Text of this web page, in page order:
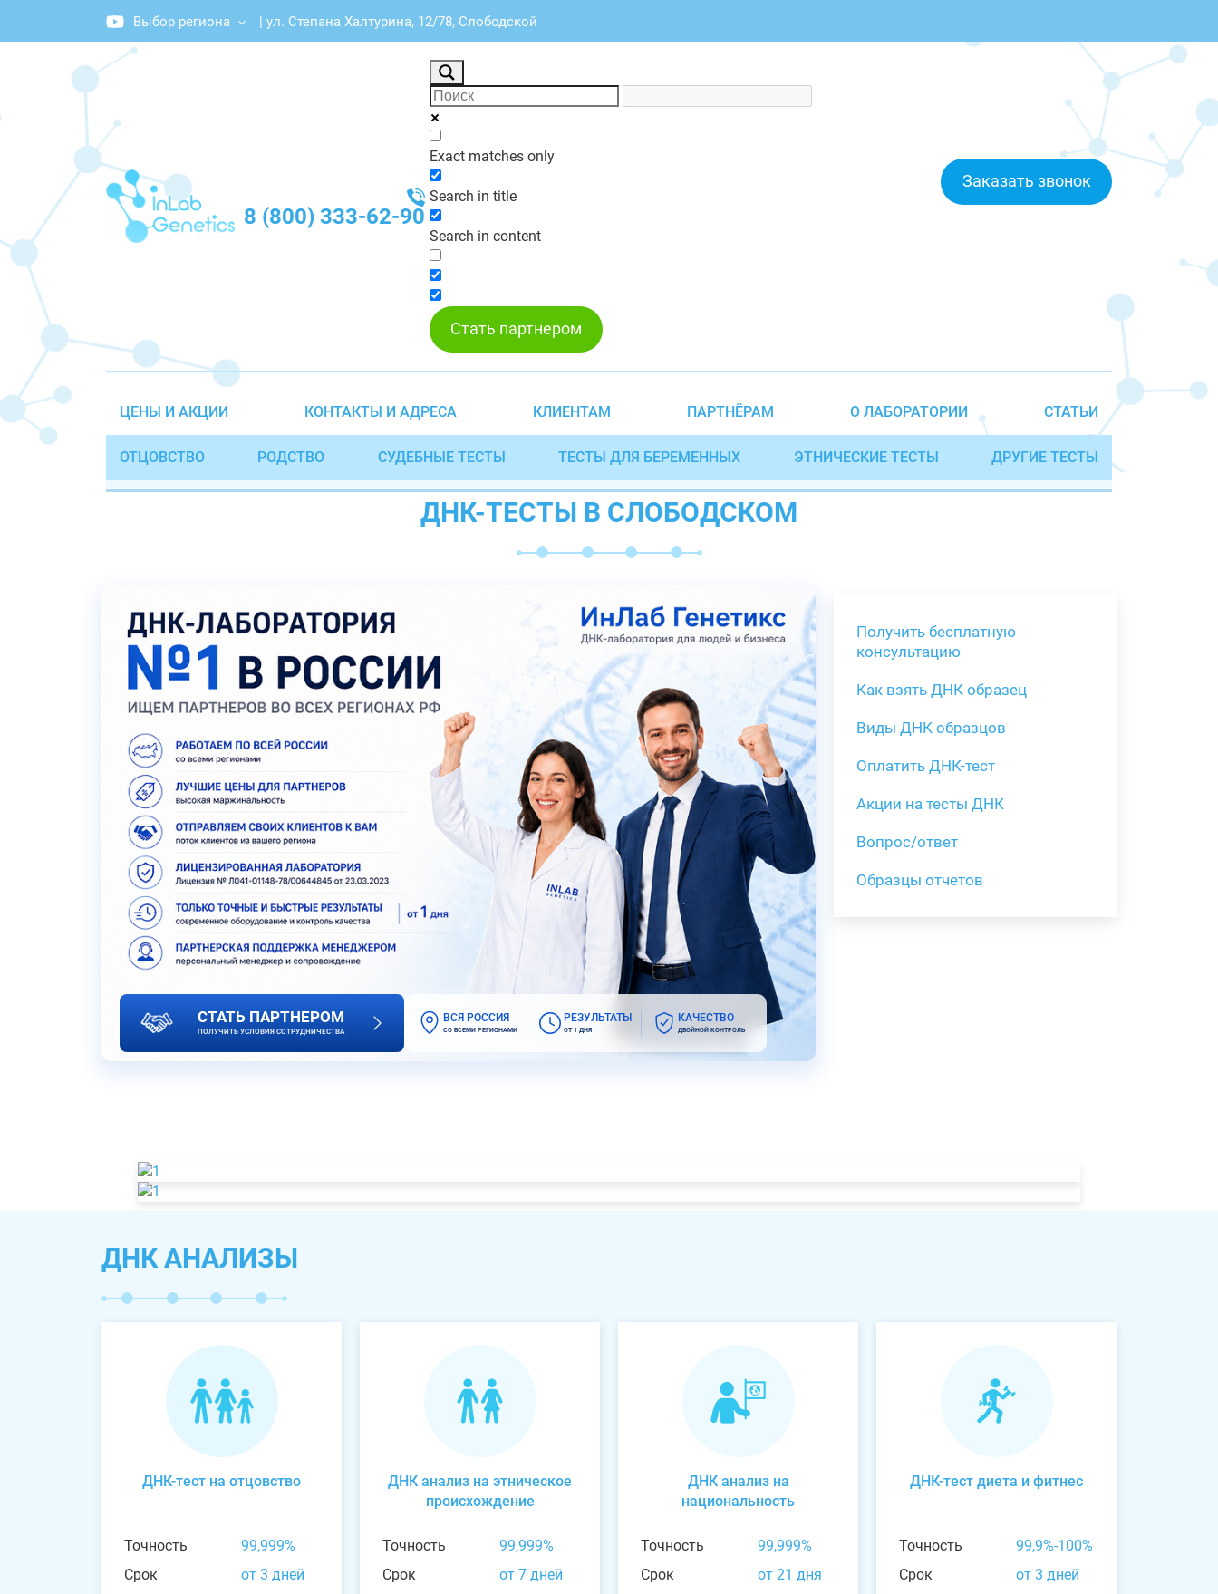
Выбор региона | ул. Степана Халтурина, 12/78, Слободской
8 (800) 333-62-90
Exact matches only
Search in title
Search in content
Заказать звонок
Стать партнером
ЦЕНЫ И АКЦИИ КОНТАКТЫ И АДРЕСА КЛИЕНТАМ ПАРТНЁРАМ О ЛАБОРАТОРИИ СТАТЬИ
ОТЦОВСТВО РОДСТВО СУДЕБНЫЕ ТЕСТЫ ТЕСТЫ ДЛЯ БЕРЕМЕННЫХ ЭТНИЧЕСКИЕ ТЕСТЫ ДРУГИЕ ТЕСТЫ
ДНК-ТЕСТЫ В СЛОБОДСКОМ
СТАТЬ ПАРТНЕРОМ
ПОЛУЧИТЬ УСЛОВИЯ СОТРУДНИЧЕСТВА
ВСЯ РОССИЯ
СО ВСЕМИ РЕГИОНАМИ
РЕЗУЛЬТАТЫ
ОТ 1 ДНЯ
КАЧЕСТВО
ДВОЙНОЙ КОНТРОЛЬ
Получить бесплатную
консультацию
Как взять ДНК образец
Виды ДНК образцов
Оплатить ДНК-тест
Акции на тесты ДНК
Вопрос/ответ
Образцы отчетов
ДНК АНАЛИЗЫ
ДНК-тест на отцовство
Точность
99,999%
Срок
от 3 дней
ДНК анализ на этническое
происхождение
Точность
99,999%
Срок
от 7 дней
ДНК анализ на
национальность
Точность
99,999%
Срок
от 21 дня
ДНК-тест диета и фитнес
Точность
99,9%-100%
Срок
от 3 дней